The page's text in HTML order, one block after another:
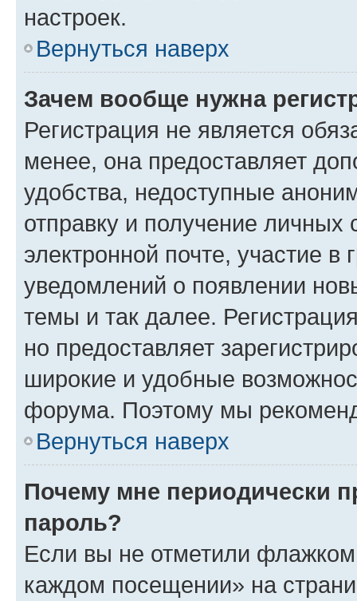
настроек.
Вернуться наверх
Зачем вообще нужна
Регистрация не является
менее, она предоставляет
удобства, недоступные
отправку и получение
электронной почте, участие в
уведомлений о появлении
темы и так далее.
но предоставляет
широкие и удобные
форума. Поэтому мы
Вернуться наверх
Почему мне периодически
пароль?
Если вы не отметили флажком
каждом посещении» на